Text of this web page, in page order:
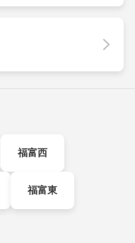
福富西
福富東